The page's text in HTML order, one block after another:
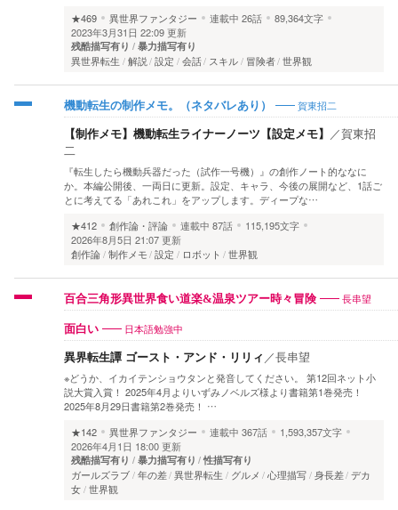
★469
異世界ファンタジー 連載中 26話
89,364文字
2023年3月31日 22:09 更新
残酷描写有り 暴力描写有り
異世界転生 解説 設定 会話 スキル 冒険者 世界観
機動転生の制作メモ。（ネタバレあり） 賀東招二
【制作メモ】機動転生ライナーノーツ【設定メモ】 ／賀東招
二
『転生したら機動兵器だった（試作一号機）』の創作ノート的ななに
か。本編公開後、一両日に更新。設定、キャラ、今後の展開など、1話ご
とに考えてる「あれこれ」をアップします。ディープな…
★412
創作論・評論 連載中 87話
115,195文字
2026年8月5日 21:07 更新
創作論 制作メモ 設定 ロボット 世界観
百合三角形異世界食い道楽&温泉ツアー時々冒険 長串望
面白い 日本語勉強中
異界転生譚 ゴースト・アンド・リリィ ／長串望
※どうか、イカイテンショウタンと発音してください。 第12回ネット小
説大賞入賞！ 2025年4月よりいずみノベルズ様より書籍第1巻発売！
2025年8月29日書籍第2巻発売！ …
★142
異世界ファンタジー 連載中 367話
1,593,357文字
2026年4月1日 18:00 更新
残酷描写有り 暴力描写有り 性描写有り
ガールズラブ 年の差 異世界転生 グルメ 心理描写 身長差 デカ
女 世界観